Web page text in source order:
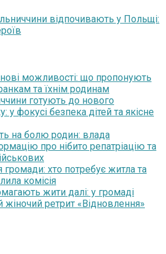
відпочивають у Польщі:
можливості: що пропонують
та їхнім родинам
готують до нового
у фокусі безпека дітей та якісне
на болю родин: влада
про нібито репатріацію та
громади: хто потребує житла та
комісія
жити далі: у громаді
ретрит «Відновлення»